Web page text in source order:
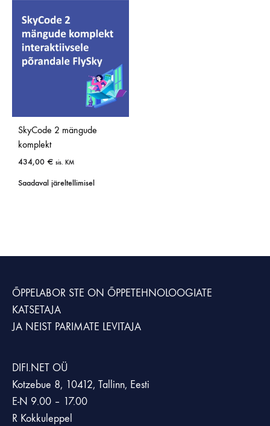
SkyCode 2 mängude
komplekt
434,00 € sis. KM
Saadaval järeltellimisel
ÕPPELABOR STE ON ÕPPETEHNOLOOGIATE
KATSETAJA
JA NEIST PARIMATE LEVITAJA
DIFI.NET OÜ
Kotzebue 8, 10412, Tallinn, Eesti
E-N 9.00 – 17.00
R Kokkuleppel